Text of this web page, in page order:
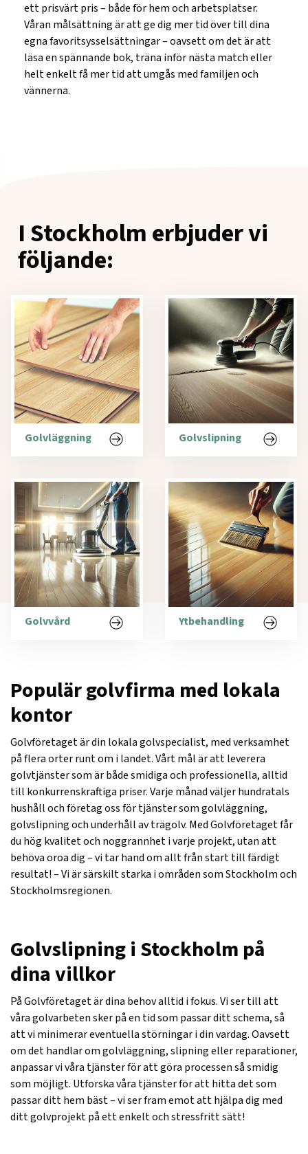
ett prisvärt pris – både för hem och arbetsplatser.
Våran målsättning är att ge dig mer tid över till dina
egna favoritsysselsättningar – oavsett om det är att
läsa en spännande bok, träna inför nästa match eller
helt enkelt få mer tid att umgås med familjen och
vännerna.
I Stockholm erbjuder vi
följande:
Golvläggning Golvslipning
Golvvård Ytbehandling
Populär golvfirma med lokala
kontor
Golvföretaget är din lokala golvspecialist, med verksamhet
på flera orter runt om i landet. Vårt mål är att leverera
golvtjänster som är både smidiga och professionella, alltid
till konkurrenskraftiga priser. Varje månad väljer hundratals
hushåll och företag oss för tjänster som golvläggning,
golvslipning och underhåll av trägolv. Med Golvföretaget får
du hög kvalitet och noggrannhet i varje projekt, utan att
behöva oroa dig – vi tar hand om allt från start till färdigt
resultat! – Vi är särskilt starka i områden som Stockholm och
Stockholmsregionen.
Golvslipning i Stockholm på
dina villkor
På Golvföretaget är dina behov alltid i fokus. Vi ser till att
våra golvarbeten sker på en tid som passar ditt schema, så
att vi minimerar eventuella störningar i din vardag. Oavsett
om det handlar om golvläggning, slipning eller reparationer,
anpassar vi våra tjänster för att göra processen så smidig
som möjligt. Utforska våra tjänster för att hitta det som
passar ditt hem bäst – vi ser fram emot att hjälpa dig med
ditt golvprojekt på ett enkelt och stressfritt sätt!